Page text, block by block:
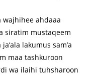
wajhihee ahdaaa
siratim mustaqeem
lakumus sam’a
maa tashkuroon
wa ilaihi tuhsharoon